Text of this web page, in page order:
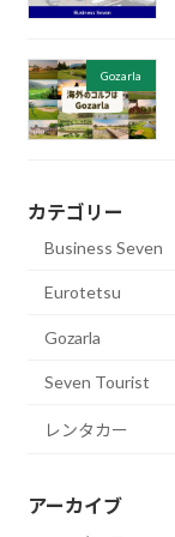
Gozarla
カテゴリー
Business Seven
Eurotetsu
Gozarla
Seven Tourist
レンタカー
アーカイブ